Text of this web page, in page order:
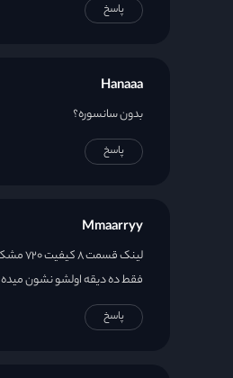
قسمت 24 پاسخ
Hanaaa
بدون سانسوره؟
پاسخ
Mmaarryy
لینک قسمت ۸ کیفیت ۷۲۰ مشکل داره
فقط ده دیقه اولشو نشون میده
پاسخ